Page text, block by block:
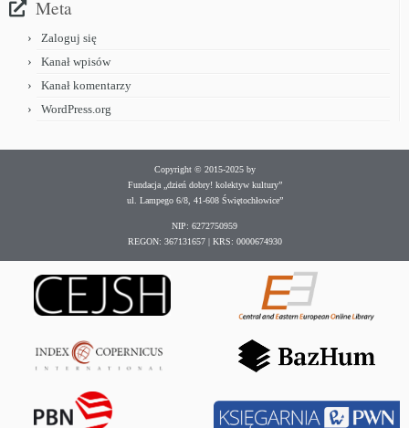
Meta
Zaloguj się
Kanał wpisów
Kanał komentarzy
WordPress.org
Copyright © 2015-2025 by
Fundacja „dzień dobry! kolektyw kultury”
ul. Lampego 6/8, 41-608 Świętochłowice”
NIP: 6272750959
REGON: 367131657 | KRS: 0000674930